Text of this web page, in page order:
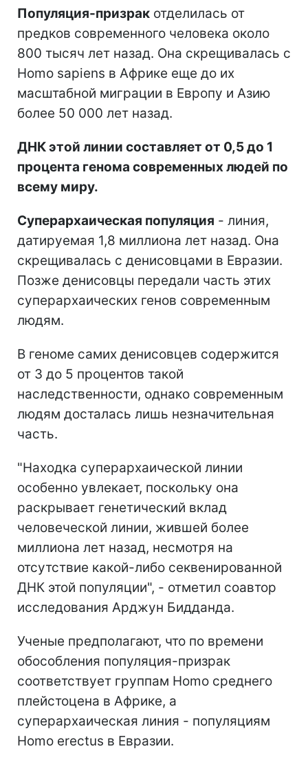
Популяция-призрак отделилась от
предков современного человека около
800 тысяч лет назад. Она скрещивалась с
Homo sapiens в Африке еще до их
масштабной миграции в Европу и Азию
более 50 000 лет назад.
ДНК этой линии составляет от 0,5 до 1
процента генома современных людей по
всему миру.
Суперархаическая популяция - линия,
датируемая 1,8 миллиона лет назад. Она
скрещивалась с денисовцами в Евразии.
Позже денисовцы передали часть этих
суперархаических генов современным
людям.
В геноме самих денисовцев содержится
от 3 до 5 процентов такой
наследственности, однако современным
людям досталась лишь незначительная
часть.
"Находка суперархаической линии
особенно увлекает, поскольку она
раскрывает генетический вклад
человеческой линии, жившей более
миллиона лет назад, несмотря на
отсутствие какой-либо секвенированной
ДНК этой популяции", - отметил соавтор
исследования Арджун Бидданда.
Ученые предполагают, что по времени
обособления популяция-призрак
соответствует группам Homo среднего
плейстоцена в Африке, а
суперархаическая линия - популяциям
Homo erectus в Евразии.